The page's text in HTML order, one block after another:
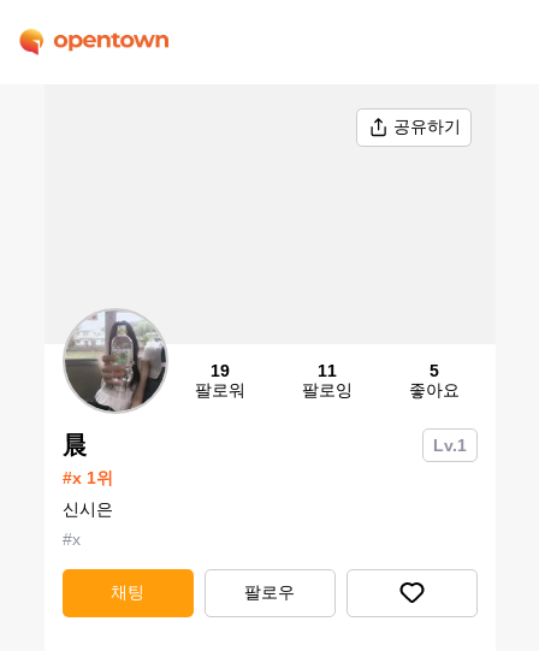
공유하기
19
팔로워
11
팔로잉
5
좋아요
晨 Lv.1
#x 1위
신시은
#x
채팅 팔로우